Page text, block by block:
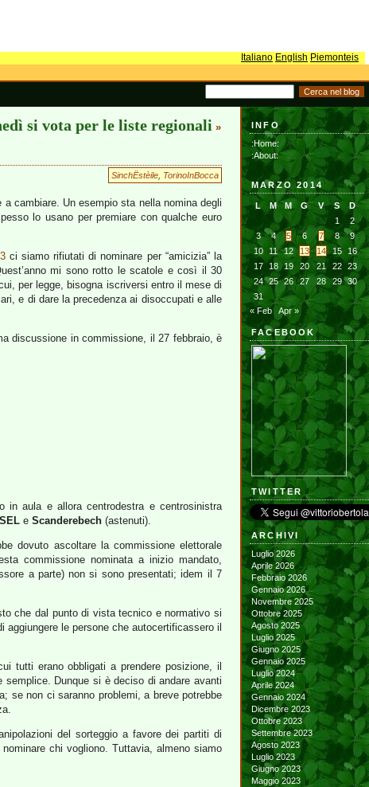
Italiano English Piemonteis
si vota per le liste regionali »
SinchËstèile TorinoInBocca
cambiare. Un esempio sta nella nomina degli
lo usano per premiare con qualche euro
ci siamo rifiutati di nominare per “amicizia” la
mi sono rotto le scatole e così il 30
per legge, bisogna iscriversi entro il mese di
e di dare la precedenza ai disoccupati e alle
discussione in commissione, il 27 febbraio, è
aula e allora centrodestra e centrosinistra
SEL e Scanderebech (astenuti).
dovuto ascoltare la commissione elettorale
commissione nominata a inizio mandato,
a parte) non si sono presentati; idem il 7
che dal punto di vista tecnico e normativo si
le persone che autocertificassero il
tutti erano obbligati a prendere posizione, il
Dunque si è deciso di andare avanti
se non ci saranno problemi, a breve potrebbe
del sorteggio a favore dei partiti di
chi vogliono. Tuttavia, almeno siamo
INFO
:Home:
:About:
MARZO 2014
L M M G V S
D
1
2
3
4 5 6 7 8
9
10
11 12 13 14 15
16
17
18 19 20 21 22
23
24 25 26 27 28 29
30
31
« Feb
Apr »
FACEBOOK
TWITTER
ARCHIVI
Luglio 2026
Aprile 2026
Febbraio 2026
Gennaio 2026
Novembre 2025
Ottobre 2025
Agosto 2025
Luglio 2025
Giugno 2025
Gennaio 2025
Luglio 2024
Aprile 2024
Gennaio 2024
Dicembre 2023
Ottobre 2023
Settembre 2023
Agosto 2023
Luglio 2023
Giugno 2023
Maggio 2023